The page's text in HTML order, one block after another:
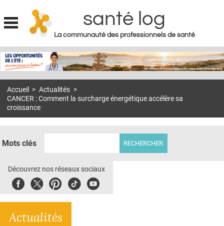
Jump to navigation
santé log
La communauté des professionnels de santé
MON COMPTE
S'ABONNER À LA REVUE SOIN À DOMICILE
E-REVUE SAD
THÉMA
Accueil > Actualités >
CANCER : Comment la surcharge énergétique accélère sa
croissance
Mots clés
Découvrez nos réseaux sociaux
FacebookTwitterPinterest
TiktokYoubute
Actualités